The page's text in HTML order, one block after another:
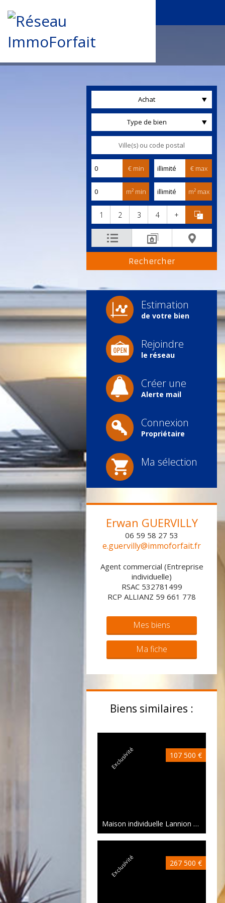
Achat
Type de bien
€ min € max
m² min m² max
1 2 3 4 +
Estimation
de votre bien
Rejoindre
le réseau
Créer une
Alerte mail
Connexion
Propriétaire
Ma sélection
Erwan GUERVILLY
06 59 58 27 53
e.guervilly@immoforfait.fr
Agent commercial (Entreprise
individuelle)
RSAC 532781499
RCP ALLIANZ 59 661 778
Mes biens
Ma fiche
Biens similaires :
Exclusivité 107 500 €
Maison individuelle Lannion
74 m²
Exclusivité 267 500 €